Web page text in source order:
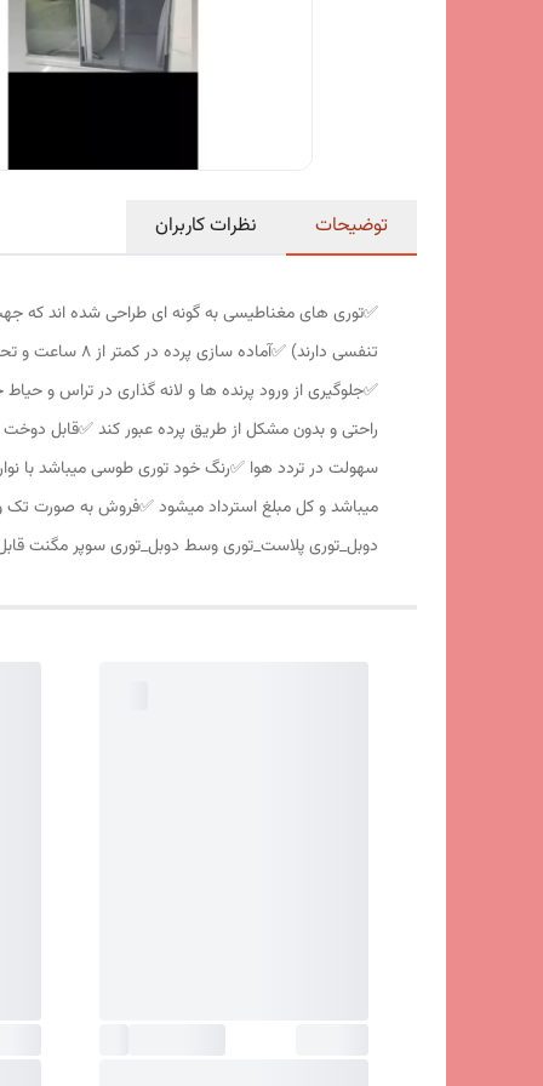
توضیحات نظرات کاربران
✅️توری های مغناطیسی به گونه ای طراحی شده اند که
تنفسی دارند)
✅️جلوگیری از ورود پرنده ها و لانه گذاری در تراس و
راحتی و بدون مشکل از طریق پرده عبور کند ✅️قابل
دوبل_توری پلاست_توری وسط دوبل_توری سوپر مگنت